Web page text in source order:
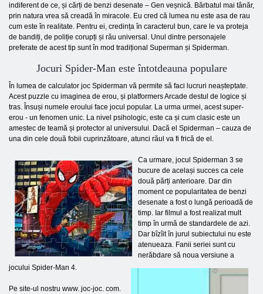
indiferent de ce, și cărți de benzi desenate – Gen veșnică. Bărbatul mai tânăr,
prin natura vrea să creadă în miracole. Eu cred că lumea nu este asa de rau
cum este în realitate. Pentru ei, credința în caracterul bun, care le va proteja
de bandiți, de poliție corupți și rău universal. Unul dintre personajele
preferate de acest tip sunt în mod tradițional Superman și Spiderman.
Jocuri Spider-Man este întotdeauna populare
În lumea de calculator joc Spiderman vă permite să faci lucruri neașteptate.
Acest puzzle cu imaginea de erou, și platformers Arcade destul de logice și
tras. Însuși numele eroului face jocul popular. La urma urmei, acest super-
erou - un fenomen unic. La nivel psihologic, este ca și cum clasic este un
amestec de teamă și protector al universului. Dacă el Spiderman – cauza de
una din cele două fobii cuprinzătoare, atunci răul va fi frică de el.
Ca urmare, jocul Spiderman 3 se
bucure de același succes ca cele
două părți anterioare. Dar din
moment ce popularitatea de benzi
desenate a fost o lungă perioadă de
timp. Iar filmul a fost realizat mult
timp în urmă de standardele de azi.
Dar bîzîit în jurul subiectului nu este
atenueaza. Fanii seriei sunt cu
nerăbdare să noua versiune a
jocului Spider-Man 4.
Pe site-ul nostru www. joc-joc. com.